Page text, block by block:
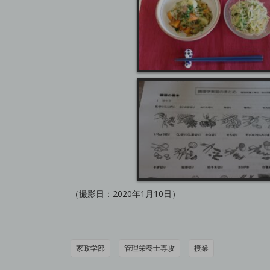
（撮影日：2020年1月10日）
家政学部 管理栄養士専攻 授業